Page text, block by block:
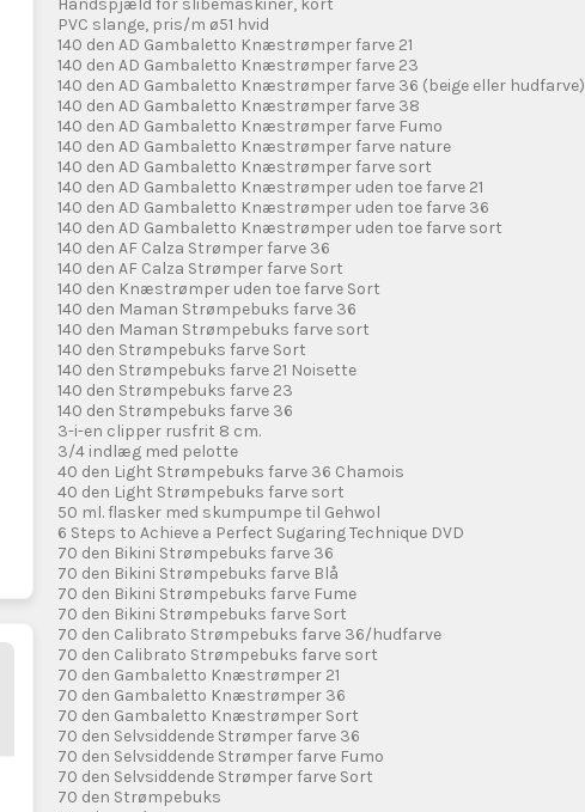
​Håndspjæld for slibemaskiner, kort
​PVC slange, pris/m ø51 hvid
140 den AD Gambaletto Knæstrømper farve 21
140 den AD Gambaletto Knæstrømper farve 23
140 den AD Gambaletto Knæstrømper farve 36 (beige eller hudfarve)
140 den AD Gambaletto Knæstrømper farve 38
140 den AD Gambaletto Knæstrømper farve Fumo
140 den AD Gambaletto Knæstrømper farve nature
140 den AD Gambaletto Knæstrømper farve sort
140 den AD Gambaletto Knæstrømper uden toe farve 21
140 den AD Gambaletto Knæstrømper uden toe farve 36
140 den AD Gambaletto Knæstrømper uden toe farve sort
140 den AF Calza Strømper farve 36
140 den AF Calza Strømper farve Sort
140 den Knæstrømper uden toe farve Sort
140 den Maman Strømpebuks farve 36
140 den Maman Strømpebuks farve sort
140 den Strømpebuks farve Sort
140 den Strømpebuks farve 21 Noisette
140 den Strømpebuks farve 23
140 den Strømpebuks farve 36
3-i-en clipper rusfrit 8 cm.
3/4 indlæg med pelotte
40 den Light Strømpebuks farve 36 Chamois
40 den Light Strømpebuks farve sort
50 ml. flasker med skumpumpe til Gehwol
6 Steps to Achieve a Perfect Sugaring Technique DVD
70 den Bikini Strømpebuks farve 36
70 den Bikini Strømpebuks farve Blå
70 den Bikini Strømpebuks farve Fume
70 den Bikini Strømpebuks farve Sort
70 den Calibrato Strømpebuks farve 36/hudfarve
70 den Calibrato Strømpebuks farve sort
70 den Gambaletto Knæstrømper 21
70 den Gambaletto Knæstrømper 36
70 den Gambaletto Knæstrømper Sort
70 den Selvsiddende Strømper farve 36
70 den Selvsiddende Strømper farve Fumo
70 den Selvsiddende Strømper farve Sort
70 den Strømpebuks